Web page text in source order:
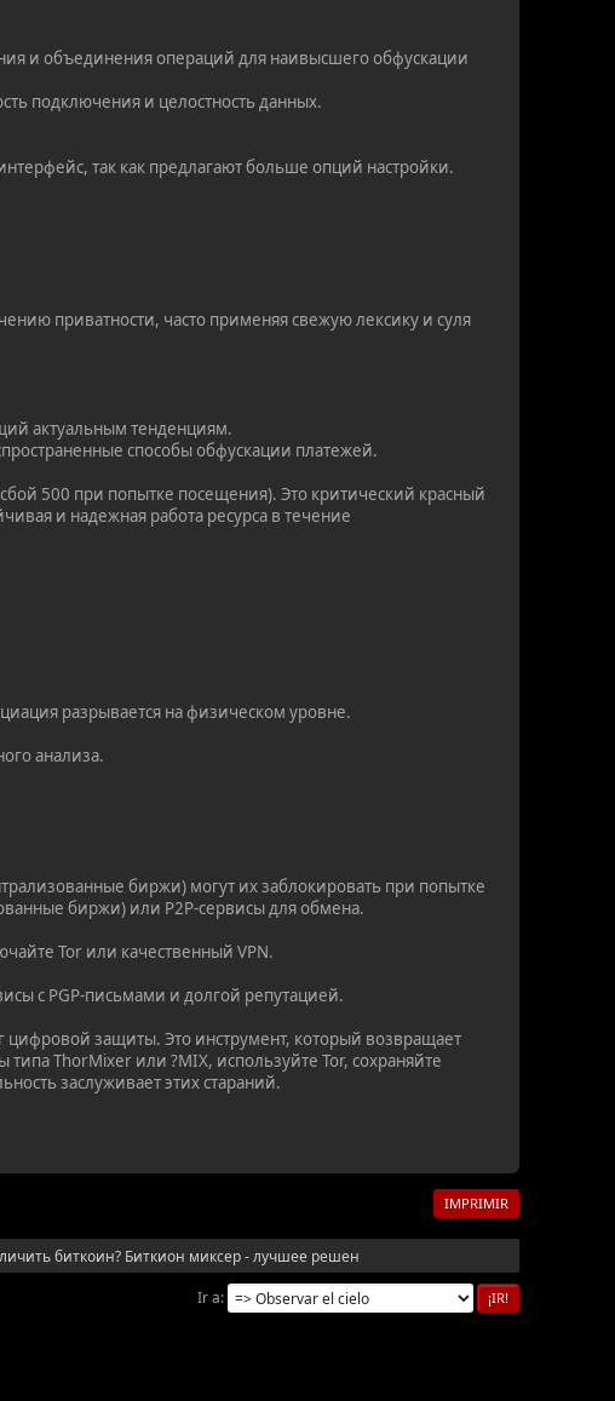
и объединения операций для наивысшего обфускации
подключения и целостность данных.
так как предлагают больше опций настройки.
приватности, часто применяя свежую лексику и суля
актуальным тенденциям.
способы обфускации платежей.
500 при попытке посещения). Это критический красный
и надежная работа ресурса в течение
разрывается на физическом уровне.
анализа.
биржи) могут их заблокировать при попытке
биржи) или P2P-сервисы для обмена.
Tor или качественный VPN.
с PGP-письмами и долгой репутацией.
цифровой защиты. Это инструмент, который возвращает
ThorMixer или ?MIX, используйте Tor, сохраняйте
заслуживает этих стараний.
IMPRIMIR
биткоин? Биткион миксер - лучшее решен
Ir a